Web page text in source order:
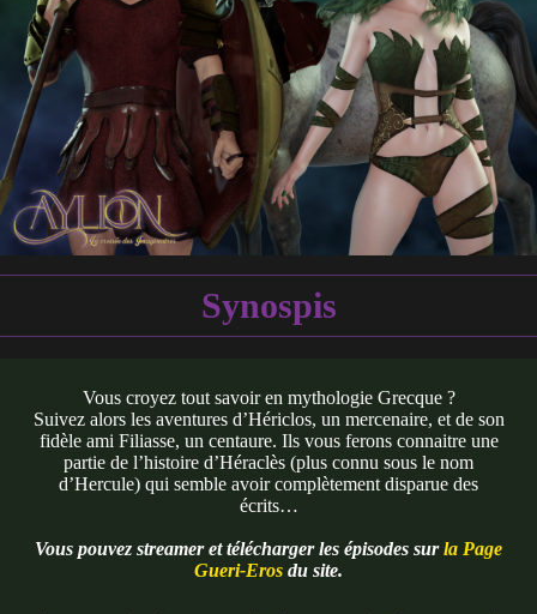
Synospis
Vous croyez tout savoir en mythologie Grecque ?
Suivez alors les aventures d’Hériclos, un mercenaire, et de son
fidèle ami Filiasse, un centaure. Ils vous ferons connaitre une
partie de l’histoire d’Héraclès (plus connu sous le nom
d’Hercule) qui semble avoir complètement disparue des
écrits…
Vous pouvez streamer et télécharger les épisodes surla Page
Gueri-Eros du site.